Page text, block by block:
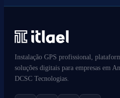
Instalação GPS profissional,
soluções digitais para empresas em
DCSC Tecnologias.